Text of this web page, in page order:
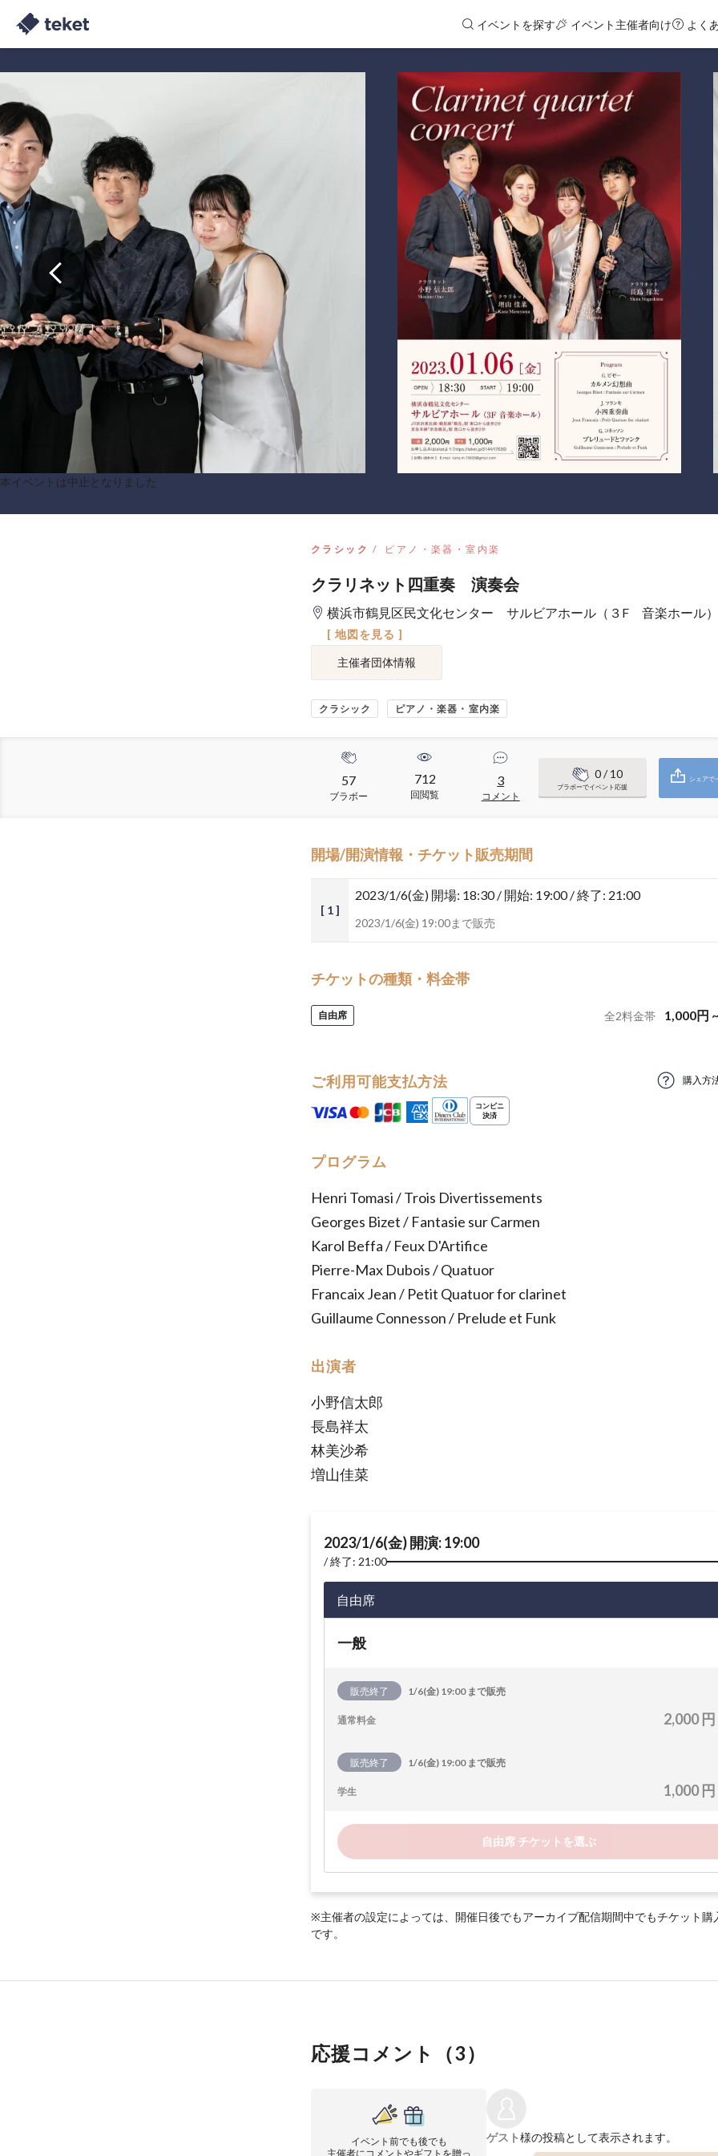
イベントを探す イベント主催者向け よく
本イベントは中止となりました
クラシック ピアノ・楽器・室内楽
クラリネット四重奏 演奏会
横浜市鶴見区民文化センター サルビアホール（３F 音楽ホール）
[ 地図を見る ]
主催者団体情報
クラシック ピアノ・楽器・室内楽
57
ブラボー
712
回閲覧
3
コメント
0/ 10
ブラボーでイベント応援
シェアで
開場/開演情報・チケット販売期間
[ 1 ]
2023/1/6(金) 開場: 18:30 / 開始: 19:00 / 終了: 21:00
2023/1/6(金) 19:00まで販売
チケットの種類・料金帯
自由席 全2料金帯 1,000円
ご利用可能支払方法 購入方
プログラム
Henri Tomasi / Trois Divertissements
Georges Bizet / Fantasie sur Carmen
Karol Beffa / Feux D'Artifice
Pierre-Max Dubois / Quatuor
Francaix Jean / Petit Quatuor for clarinet
Guillaume Connesson / Prelude et Funk
出演者
小野信太郎
長島祥太
林美沙希
増山佳菜
2023/1/6(金) 開演: 19:00
終了: 21:00
自由席
一般
販売終了 1/6(金) 19:00 まで販売
通常料金 2,000 円
販売終了 1/6(金) 19:00 まで販売
学生 1,000 円
自由席 チケットを選ぶ
※主催者の設定によっては、開催日後でもアーカイブ配信期間中でもチケット購
です。
応援コメント（3）
イベント前でも後でも
主催者にコメントやギフトを贈っ
ゲスト様の投稿として表示されます。